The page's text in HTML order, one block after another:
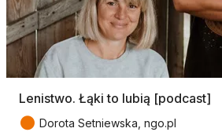
Lenistwo. Łąki to lubią [podcast]
● Dorota Setniewska, ngo.pl